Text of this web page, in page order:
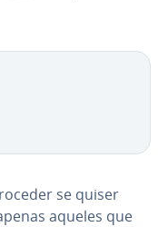
se quiser
aqueles que